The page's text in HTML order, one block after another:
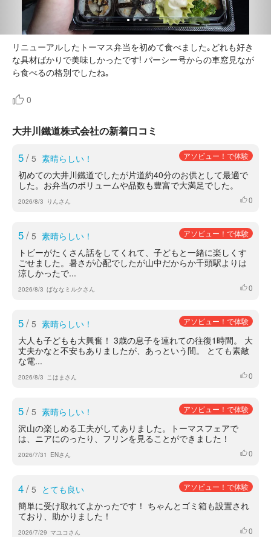
リニューアルしたトーマス弁当を初めて食べました｡どれも好き
な具材ばかりで美味しかったです! パーシー号からの車窓見なが
ら食べるの格別でしたね｡
0
大井川鐵道株式会社の新着口コミ
5/ 5 素晴らしい！ アソビュー！で体験
初めての大井川鐵道でしたが片道約40分のお供として最適で
した。お弁当のボリュームや品数も豊富で大満足でした。
2026/8/3 りんさん いいね
0
5/ 5 素晴らしい！ アソビュー！で体験
トビーがたくさん話をしてくれて、子どもと一緒に楽しくす
ごせました。暑さが心配でしたが山中だからか千頭駅よりは
涼しかったで...
2026/8/3 ばななミルクさん いいね
0
5/ 5 素晴らしい！ アソビュー！で体験
大人も子どもも大興奮！ 3歳の息子を連れての往復1時間。 大
丈夫かなと不安もありましたが、あっという間。 とても素敵
な電...
2026/8/3 こはまさん いいね
0
5/ 5 素晴らしい！ アソビュー！で体験
沢山の楽しめる工夫がしてありました。トーマスフェアで
は、ニアにのったり、フリンを見ることができました！
2026/7/31 ENさん いいね
0
4/ 5 とても良い アソビュー！で体験
簡単に受け取れてよかったです！ ちゃんとゴミ箱も設置され
ており、助かりました！
2026/7/29 マユコさん いいね
0